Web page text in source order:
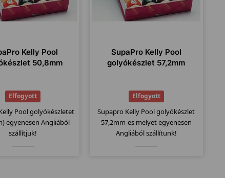
Kelly Pool
50,8mm
Elfogyott
Pool golyókészletet
egyenesen Angliából
szállítjuk!
SupaPro Kelly Pool
golyókészlet 57,2mm
Elfogyott
Supapro Kelly Pool golyókészlet
57,2mm-es melyet egyenesen
Angliából szállítunk!